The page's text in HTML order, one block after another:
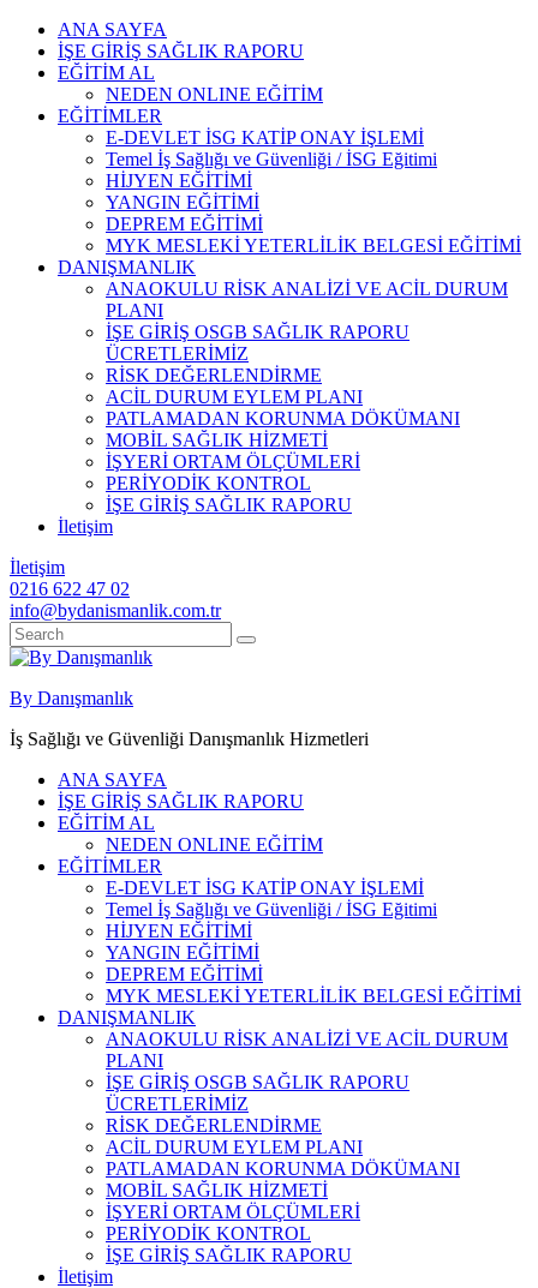
Skip
content
ANA SAYFA
İŞE GİRİŞ SAĞLIK RAPORU
EĞİTİM AL
NEDEN ONLINE EĞİTİM
EĞİTİMLER
E-DEVLET İSG KATİP ONAY İŞLEMİ
Temel İş Sağlığı ve Güvenliği / İSG Eğitimi
HİJYEN EĞİTİMİ
YANGIN EĞİTİMİ
DEPREM EĞİTİMİ
MYK MESLEKİ YETERLİLİK BELGESİ EĞİTİMİ
DANIŞMANLIK
ANAOKULU RİSK ANALİZİ VE ACİL DURUM
PLANI
İŞE GİRİŞ OSGB SAĞLIK RAPORU
ÜCRETLERİMİZ
RİSK DEĞERLENDİRME
ACİL DURUM EYLEM PLANI
PATLAMADAN KORUNMA DÖKÜMANI
MOBİL SAĞLIK HİZMETİ
İŞYERİ ORTAM ÖLÇÜMLERİ
PERİYODİK KONTROL
İŞE GİRİŞ SAĞLIK RAPORU
İletişim
İletişim
0216 622 47 02
info@bydanismanlik.com.tr
By Danışmanlık
İş Sağlığı ve Güvenliği Danışmanlık Hizmetleri
ANA SAYFA
İŞE GİRİŞ SAĞLIK RAPORU
EĞİTİM AL
NEDEN ONLINE EĞİTİM
EĞİTİMLER
E-DEVLET İSG KATİP ONAY İŞLEMİ
Temel İş Sağlığı ve Güvenliği / İSG Eğitimi
HİJYEN EĞİTİMİ
YANGIN EĞİTİMİ
DEPREM EĞİTİMİ
MYK MESLEKİ YETERLİLİK BELGESİ EĞİTİMİ
DANIŞMANLIK
ANAOKULU RİSK ANALİZİ VE ACİL DURUM
PLANI
İŞE GİRİŞ OSGB SAĞLIK RAPORU
ÜCRETLERİMİZ
RİSK DEĞERLENDİRME
ACİL DURUM EYLEM PLANI
PATLAMADAN KORUNMA DÖKÜMANI
MOBİL SAĞLIK HİZMETİ
İŞYERİ ORTAM ÖLÇÜMLERİ
PERİYODİK KONTROL
İŞE GİRİŞ SAĞLIK RAPORU
İletişim